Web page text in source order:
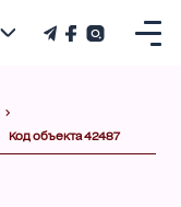
Код объекта 42487